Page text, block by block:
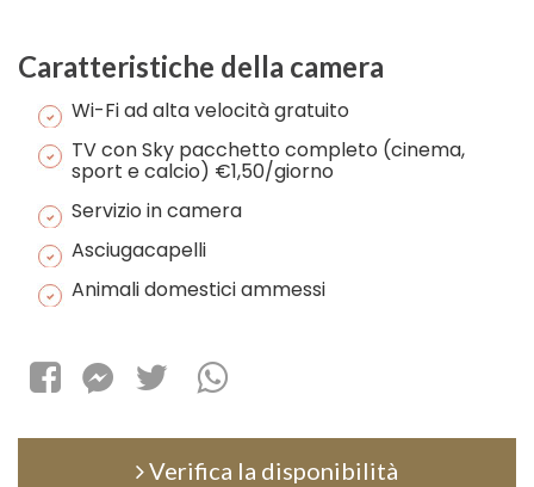
Caratteristiche della camera
Wi-Fi ad alta velocità gratuito
TV con Sky pacchetto completo (cinema,
sport e calcio) €1,50/giorno
Servizio in camera
Asciugacapelli
Animali domestici ammessi
Verifica la disponibilità